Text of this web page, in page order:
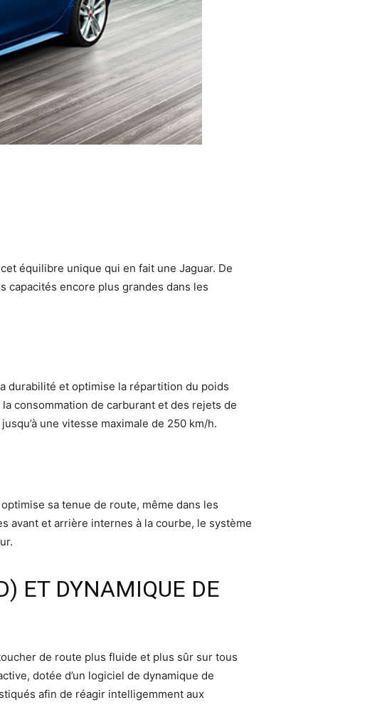
équilibre unique qui en fait une Jaguar. De
capacités encore plus grandes dans les
durabilité et optimise la répartition du poids
consommation de carburant et des rejets de
une vitesse maximale de 250 km/h.
sa tenue de route, même dans les
avant et arrière internes à la courbe, le système
ET DYNAMIQUE DE
de route plus fluide et plus sûr sur tous
dotée d’un logiciel de dynamique de
afin de réagir intelligemment aux